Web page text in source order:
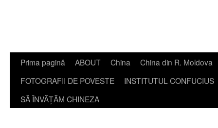
Sari
conținut
Prima pagină ABOUT China
China din R. Moldova
FOTOGRAFII DE POVESTE
INSTITUTUL CONFUCIUS
SĂ ÎNVĂŢĂM CHINEZA